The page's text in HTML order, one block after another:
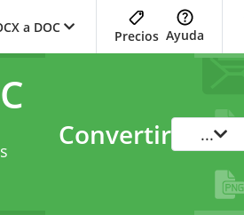
a DOC
Precios Ayuda
Convertir ...